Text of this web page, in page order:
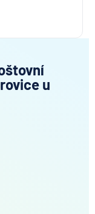
u